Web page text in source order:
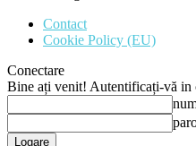
Contact
Cookie Policy (EU)
Conectare
Bine ați venit! Autentificați-vă in